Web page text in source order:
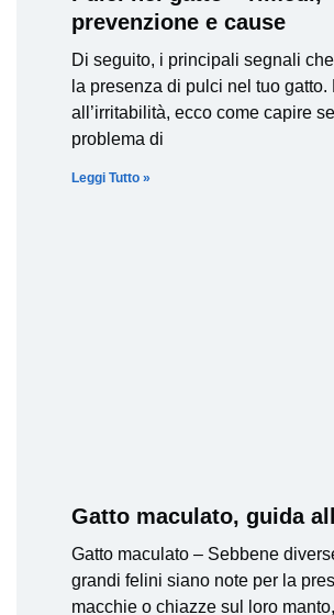
prevenzione e cause
Di seguito, i principali segnali
la presenza di pulci nel tuo gatto.
all’irritabilità, ecco come capire
problema di
Leggi Tutto »
Gatto maculato, guida
Gatto maculato – Sebbene
grandi felini siano note per la
macchie o chiazze sul loro